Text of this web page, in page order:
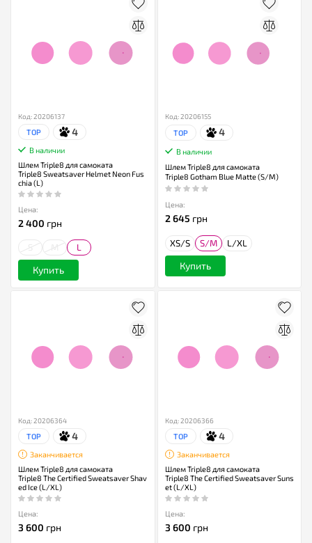
Код: 20206137
TOP 4
В наличии
Шлем Triple8 для самоката
Triple8 Sweatsaver Helmet Neon Fus
chia (L)
Цена:
2 400 грн
L
Купить
Код: 20206155
TOP 4
В наличии
Шлем Triple8 для самоката
Triple8 Gotham Blue Matte (S/M)
Цена:
2 645 грн
XS/S S/M L/XL
Купить
Код: 20206364
TOP 4
Заканчивается
Шлем Triple8 для самоката
Triple8 The Certified Sweatsaver Shav
ed Ice (L/XL)
Цена:
3 600 грн
Код: 20206366
TOP 4
Заканчивается
Шлем Triple8 для самоката
Triple8 The Certified Sweatsaver Suns
et (L/XL)
Цена:
3 600 грн